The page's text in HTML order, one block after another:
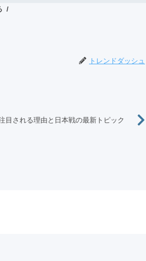
トレンドダッシュ
目される理由と日本戦の最新トピック